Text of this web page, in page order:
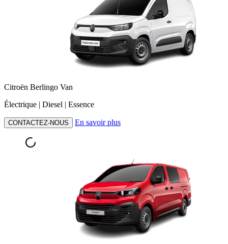
Citroën Berlingo Van
Électrique | Diesel | Essence
CONTACTEZ-NOUS En savoir plus